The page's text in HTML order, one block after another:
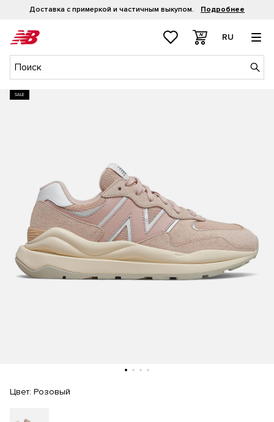
Доставка с примеркой и частичным выкупом. Подробнее
RU
SALE
Цвет: Розовый